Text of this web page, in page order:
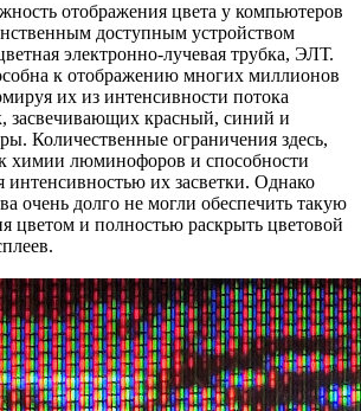
отображения цвета у компьютеров
доступным устройством
электронно-лучевая трубка, ЭЛТ.
к отображению многих миллионов
их из интенсивности потока
засвечивающих красный, синий и
Количественные ограничения здесь,
к химии люминофоров и способности
интенсивностью их засветки. Однако
очень долго не могли обеспечить такую
цветом и полностью раскрыть цветовой